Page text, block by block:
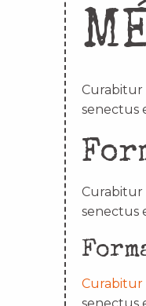
Curabitur
senectus
Curabitur
senectus